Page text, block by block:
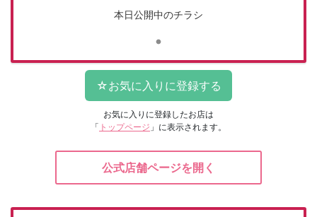
本日公開中のチラシ
お気に入りに登録したお店は
「 トップページ 」に表示されます。
公式店舗ページを開く